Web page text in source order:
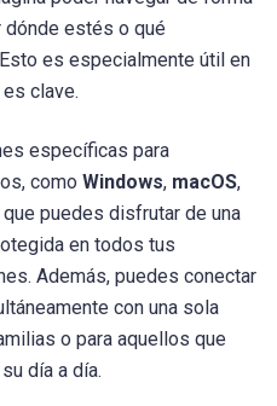
dónde estés o qué
es especialmente útil en
clave.
específicas para
como Windows, macOS,
puedes disfrutar de una
en todos tus
Además, puedes conectar
con una sola
o para aquellos que
día a día.